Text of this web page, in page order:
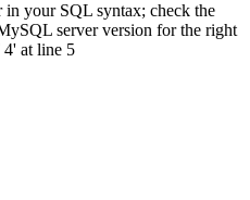
in your SQL syntax; check the
server version for the right
at line 5